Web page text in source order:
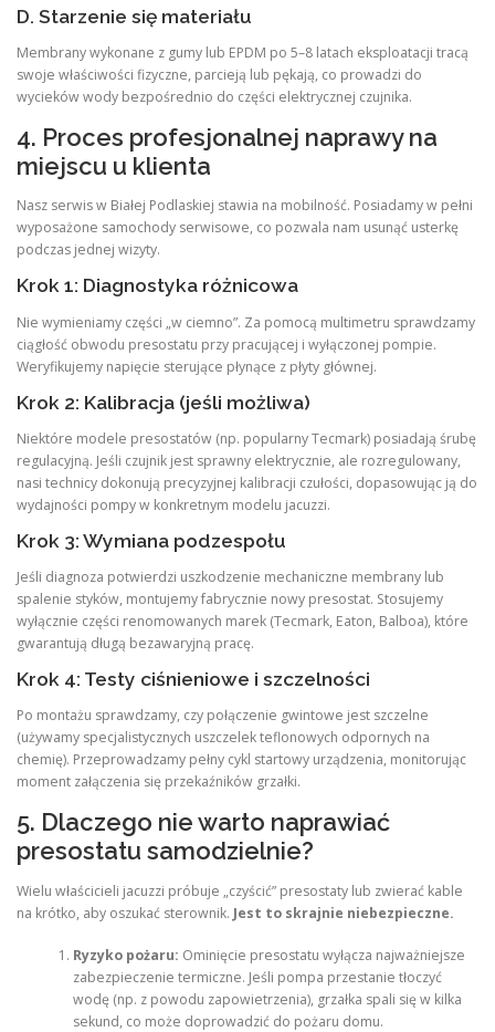
D. Starzenie się materiału
Membrany wykonane z gumy lub EPDM po 5–8 latach eksploatacji tracą
swoje właściwości fizyczne, parcieją lub pękają, co prowadzi do
wycieków wody bezpośrednio do części elektrycznej czujnika.
4. Proces profesjonalnej naprawy na
miejscu u klienta
Nasz serwis w Białej Podlaskiej stawia na mobilność. Posiadamy w pełni
wyposażone samochody serwisowe, co pozwala nam usunąć usterkę
podczas jednej wizyty.
Krok 1: Diagnostyka różnicowa
Nie wymieniamy części „w ciemno”. Za pomocą multimetru sprawdzamy
ciągłość obwodu presostatu przy pracującej i wyłączonej pompie.
Weryfikujemy napięcie sterujące płynące z płyty głównej.
Krok 2: Kalibracja (jeśli możliwa)
Niektóre modele presostatów (np. popularny Tecmark) posiadają śrubę
regulacyjną. Jeśli czujnik jest sprawny elektrycznie, ale rozregulowany,
nasi technicy dokonują precyzyjnej kalibracji czułości, dopasowując ją do
wydajności pompy w konkretnym modelu jacuzzi.
Krok 3: Wymiana podzespołu
Jeśli diagnoza potwierdzi uszkodzenie mechaniczne membrany lub
spalenie styków, montujemy fabrycznie nowy presostat. Stosujemy
wyłącznie części renomowanych marek (Tecmark, Eaton, Balboa), które
gwarantują długą bezawaryjną pracę.
Krok 4: Testy ciśnieniowe i szczelności
Po montażu sprawdzamy, czy połączenie gwintowe jest szczelne
(używamy specjalistycznych uszczelek teflonowych odpornych na
chemię). Przeprowadzamy pełny cykl startowy urządzenia, monitorując
moment załączenia się przekaźników grzałki.
5. Dlaczego nie warto naprawiać
presostatu samodzielnie?
Wielu właścicieli jacuzzi próbuje „czyścić” presostaty lub zwierać kable
na krótko, aby oszukać sterownik. Jest to skrajnie niebezpieczne.
Ryzyko pożaru: Ominięcie presostatu wyłącza najważniejsze
zabezpieczenie termiczne. Jeśli pompa przestanie tłoczyć
wodę (np. z powodu zapowietrzenia), grzałka spali się w kilka
sekund, co może doprowadzić do pożaru domu.